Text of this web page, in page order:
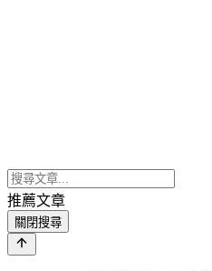
推薦文章
關閉搜尋